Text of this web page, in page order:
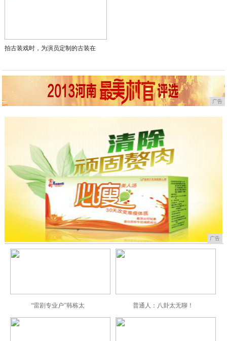
拍古装戏时，为演员定制的古装在
广告
广告
“雷剧专业户”韩栋太 普通人：八卦太无聊！